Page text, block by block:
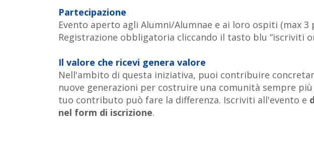
Partecipazione
Evento aperto agli Alumni/Alumnae e ai loro ospiti (max 3
Registrazione obbligatoria cliccando il tasto blu “iscriviti
Il valore che ricevi genera valore
Nell'ambito di questa iniziativa, puoi contribuire
nuove generazioni per costruire una comunità sempre più
tuo contributo può fare la differenza. Iscriviti all'evento e
nel form di iscrizione.